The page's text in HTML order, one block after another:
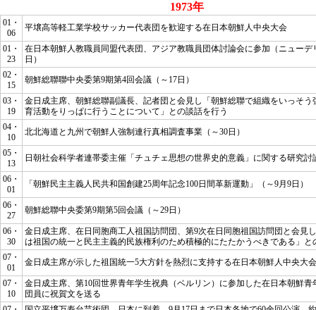
1973年
01・
06
平壌高等軽工業学校サッカー代表団を歓迎する在日本朝鮮人中央大会
01・
23
在日本朝鮮人教職員同盟代表団、アジア教職員団体討論会に参加（ニューデ
日）
02・
15
朝鮮総聯聯中央委第9期第4回会議（～17日）
03・
19
金日成主席、朝鮮総聯副議長、記者団と会見し
「朝鮮総聯で組織をいっそ
育活動をりっぱに行うことについて」
との談話を行う
04・
10
北北海道と九州で朝鮮人強制連行真相調査事業（～30日）
05・
13
日朝社会科学者連帯委主催「チュチェ思想の世界史的意義」に関する研究討
06・
01
「朝鮮民主主義人民共和国創建25周年記念100日間革新運動」（～9月9日）
06・
27
朝鮮総聯中央委第9期第5回会議（～29日）
06・
30
金日成主席、在日同胞商工人祖国訪問団、第9次在日同胞祖国訪問団と会見
は祖国の統一と民主主義的民族権利のため積極的にたたかうべきである」
と
07・
01
金日成主席が示した祖国統一5大方針を熱烈に支持する在日本朝鮮人中央大会
07・
10
金日成主席、第10回世界青年学生祝典（ベルリン）に参加した在日本朝鮮青
団員に祝賀文を送る